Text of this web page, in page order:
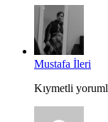
Mustafa İleri
Kıymetli